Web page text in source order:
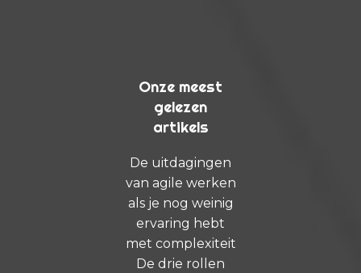
Onze meest
gelezen
artikels
De uitdagingen
van agile werken
als je nog weinig
ervaring hebt
met complexiteit
De drie rollen